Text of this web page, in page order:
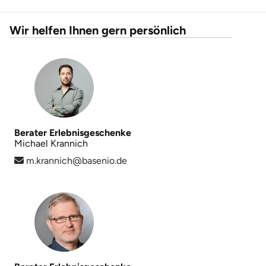
Wir helfen Ihnen gern persönlich
Berater Erlebnisgeschenke
Michael Krannich
m.krannich@basenio.de
Lüneburg
Magdeburg
Main-Kinzig-Kreis
Mannheim
Meiningen
Merzig